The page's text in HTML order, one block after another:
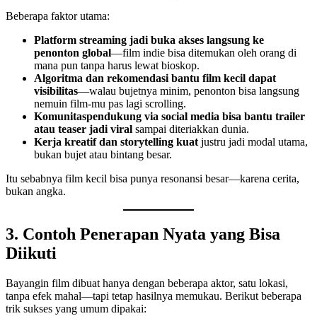
Beberapa faktor utama:
Platform streaming jadi buka akses langsung ke
penonton global—film indie bisa ditemukan oleh orang di
mana pun tanpa harus lewat bioskop.
Algoritma dan rekomendasi bantu film kecil dapat
visibilitas—walau bujetnya minim, penonton bisa langsung
nemuin film-mu pas lagi scrolling.
Komunitaspendukung via social media bisa bantu trailer
atau teaser jadi viral sampai diteriakkan dunia.
Kerja kreatif dan storytelling kuatjustru jadi modal utama,
bukan bujet atau bintang besar.
Itu sebabnya film kecil bisa punya resonansi besar—karena cerita,
bukan angka.
3. Contoh Penerapan Nyata yang Bisa
Diikuti
Bayangin film dibuat hanya dengan beberapa aktor, satu lokasi,
tanpa efek mahal—tapi tetap hasilnya memukau. Berikut beberapa
trik sukses yang umum dipakai: